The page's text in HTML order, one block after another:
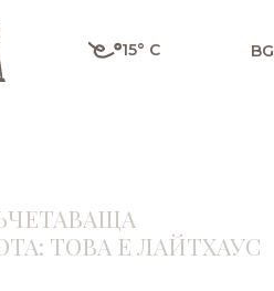
15° C BG
ТОВА Е ЛАЙТХАУС